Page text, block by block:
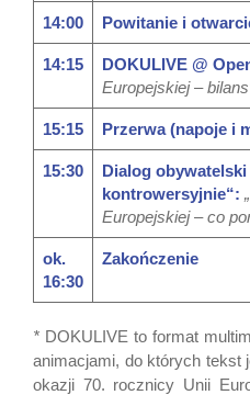
14:00 Powitanie i
14:15 DOKULIVE @
Europejskiej –
15:15 Przerwa (napoje i
15:30
Dialog
kontrowersyjnie“: „
Europejskiej – co
ok.
16:30
Zakończenie
* DOKULIVE to format
animacjami, do których tekst
okazji 70. rocznicy Unii